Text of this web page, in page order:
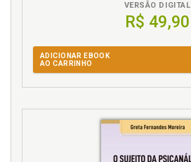
VERSÃO DIGITAL
R$ 49,90
ADICIONAR EBOOK
AO CARRINHO